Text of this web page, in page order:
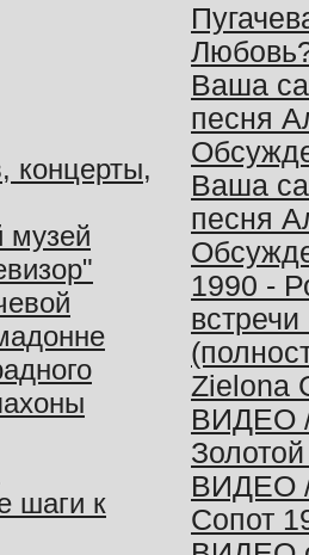
музей
шаги к
Ваша
песня
Ваша
песня
1990 -
Zielona
ВИДЕО
ВИДЕО
Сопот